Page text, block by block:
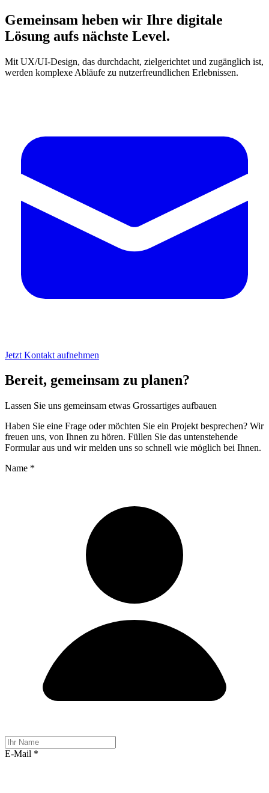
Gemeinsam heben wir Ihre digitale
Lösung aufs nächste Level.
Mit UX/UI-Design, das durchdacht, zielgerichtet und zugänglich ist,
werden komplexe Abläufe zu nutzerfreundlichen Erlebnissen.
Jetzt Kontakt aufnehmen
Bereit, gemeinsam zu planen?
Lassen Sie uns gemeinsam etwas Grossartiges aufbauen
Haben Sie eine Frage oder möchten Sie ein Projekt besprechen? Wir
freuen uns, von Ihnen zu hören. Füllen Sie das untenstehende
Formular aus und wir melden uns so schnell wie möglich bei Ihnen.
Name *
E-Mail *